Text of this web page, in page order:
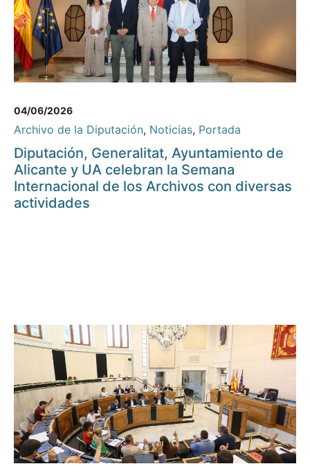
04/06/2026
Archivo de la Diputación, Noticias, Portada
Diputación, Generalitat, Ayuntamiento de
Alicante y UA celebran la Semana
Internacional de los Archivos con diversas
actividades